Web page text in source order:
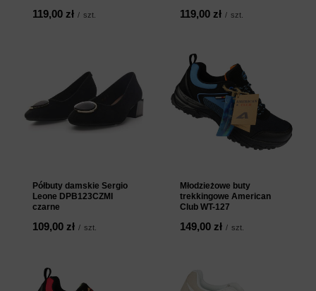
119,00 zł / szt. 119,00 zł / szt.
Półbuty damskie Sergio
Leone DPB123CZMI
czarne
109,00 zł / szt.
Młodzieżowe buty
trekkingowe American
Club WT-127
149,00 zł / szt.